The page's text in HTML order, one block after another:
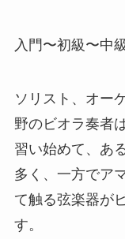
入門〜初級〜中
ソリスト、オー
野のビオラ奏者
習い始めて、あ
多く、一方でア
て触る弦楽器が
す。